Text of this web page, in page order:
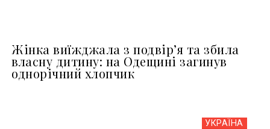
Жінка виїжджала з подвір’я та збила
власну дитину: на Одещині загинув
однорічний хлопчик
УКРАЇНА